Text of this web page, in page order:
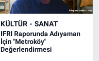
KÜLTÜR - SANAT
IFRI Raporunda Adıyaman
İçin "Metroköy"
Değerlendirmesi